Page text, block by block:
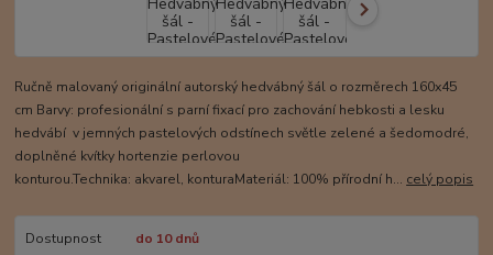
Ručně malovaný originální autorský hedvábný šál o rozměrech 160x45
cm Barvy: profesionální s parní fixací pro zachování hebkosti a lesku
hedvábí v jemných pastelových odstínech světle zelené a šedomodré,
doplněné kvítky hortenzie perlovou
konturou.Technika: akvarel, konturaMateriál: 100% přírodní h... celý popis
Dostupnost do 10 dnů